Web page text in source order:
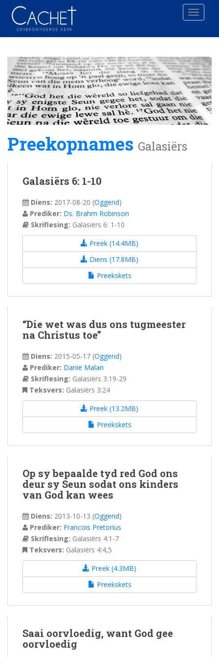
Toggle
Preekopnames Galasiërs
Galasiërs 6: 1-10
Diens: 2017-08-20 (Oggend)
Prediker: Ds. Brahm Robinson
Skriflesing: Galasiërs 6: 1-10
Preek (14.4MB)
Diens (17.8MB)
Preekskets
“Die wet was dus ons tugmeester
na Christus toe”
Diens: 2015-05-17 (Oggend)
Prediker: Danie Malan
Skriflesing: Galasiërs 3:19-29
Teksvers: Galasiërs 3:24
Preek (13.2MB)
Preekskets
Op sy bepaalde tyd red God ons
deur sy Seun sodat ons kinders
van God kan wees
Diens: 2013-10-13 (Oggend)
Prediker: Francois Pretorius
Skriflesing: Galasiërs 4:1-7
Teksvers: Galasiërs 4:4,5
Preek (4.3MB)
Preekskets
Saai oorvloedig, want God gee
oorvloedig